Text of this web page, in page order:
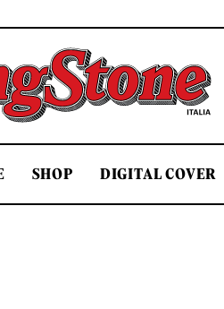
Rolling Stone Italia
SHOP DIGITAL COVER